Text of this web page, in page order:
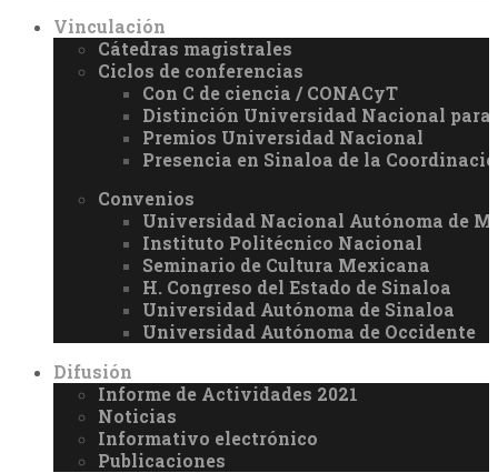
Vinculación
Cátedras magistrales
Ciclos de conferencias
Con C de ciencia / CONACyT
Distinción Universidad Nacional para
Premios Universidad Nacional
Presencia en Sinaloa de la
Convenios
Universidad Nacional Autónoma de
Instituto Politécnico Nacional
Seminario de Cultura Mexicana
H. Congreso del Estado de Sinaloa
Universidad Autónoma de Sinaloa
Universidad Autónoma de Occidente
Difusión
Informe de Actividades 2021
Noticias
Informativo electrónico
Publicaciones